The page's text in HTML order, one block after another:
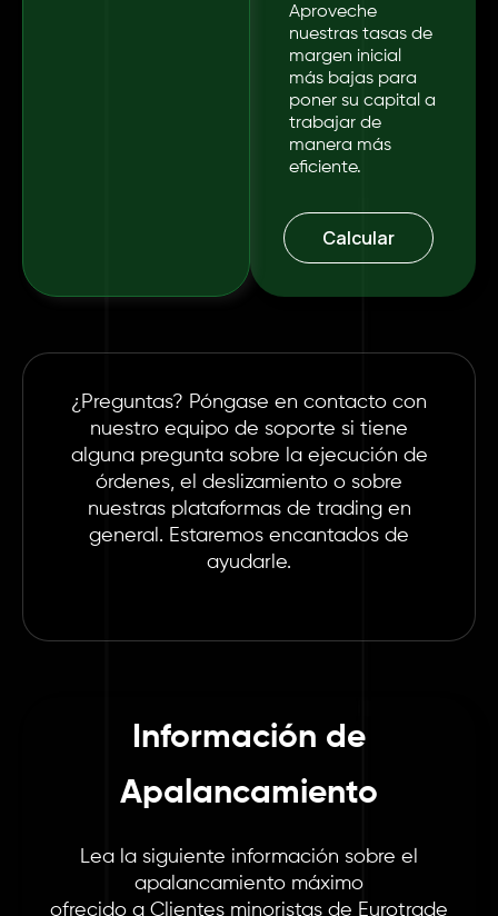
Aproveche
nuestras tasas de
margen inicial
más bajas para
poner su capital a
trabajar de
manera más
eficiente.
Calcular
¿Preguntas? Póngase en contacto con
nuestro equipo de soporte si tiene
alguna pregunta sobre la ejecución de
órdenes, el deslizamiento o sobre
nuestras plataformas de trading en
general. Estaremos encantados de
ayudarle.
Información de
Apalancamiento
Lea la siguiente información sobre el
apalancamiento máximo
ofrecido a Clientes minoristas de Eurotrade